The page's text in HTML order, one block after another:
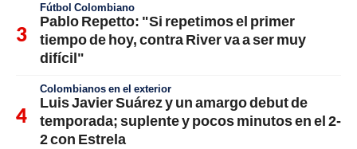
Fútbol Colombiano
Pablo Repetto: "Si repetimos el primer
tiempo de hoy, contra River va a ser muy
difícil"
Colombianos en el exterior
Luis Javier Suárez y un amargo debut de
temporada; suplente y pocos minutos en el 2-
2 con Estrela